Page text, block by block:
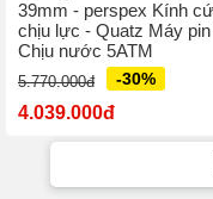
39mm - perspex Kính
chịu lực - Quatz Máy
Chịu nước 5ATM
5.770.000đ -30%
4.039.000đ